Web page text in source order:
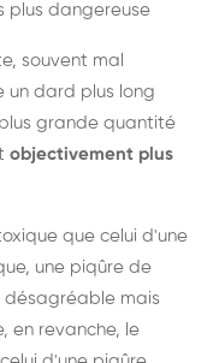
plus dangereuse
souvent mal
un dard plus long
grande quantité
objectivement plus
que celui d'une
une piqûre de
désagréable mais
en revanche, le